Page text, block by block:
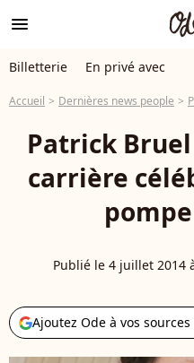
menu
Billetterie En privé avec
Accueil Dernières news people
Patrick Bruel
carrière
Publié le 4 juillet 2014
Ajoutez Ode à vos